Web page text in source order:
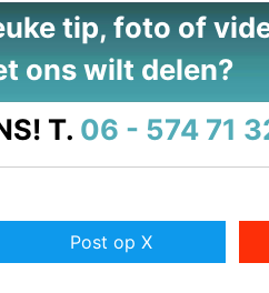
tip, foto of
ons wilt delen?
T. 06 - 574 71
Post op X